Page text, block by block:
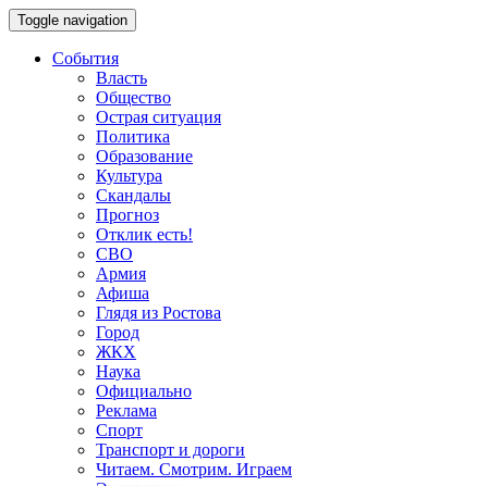
Toggle navigation
События
Власть
Общество
Острая ситуация
Политика
Образование
Культура
Скандалы
Прогноз
Отклик есть!
СВО
Армия
Афиша
Глядя из Ростова
Город
ЖКХ
Наука
Официально
Реклама
Спорт
Транспорт и дороги
Читаем. Смотрим. Играем